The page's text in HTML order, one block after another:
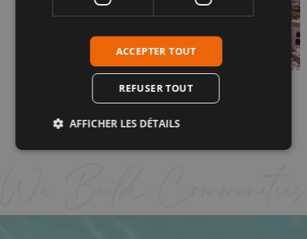
RPM MAI 2026 – PHASES IV-1 ET IV-2
Lire plus "
ACCEPTER TOUT
REFUSER TOUT
AFFICHER LES DÉTAILS